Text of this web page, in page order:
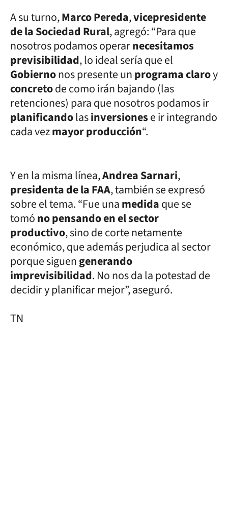
A su turno,Marco Pereda,vicepresidente
de la Sociedad Rural, agregó: “Para que
nosotros podamos operarnecesitamos
previsibilidad, lo ideal sería que el
Gobiernonos presente unprograma claroy
concretode como irán bajando (las
retenciones) para que nosotros podamos ir
planificandolasinversionese ir integrando
cada vezmayor producción“.
Y en la misma línea,Andrea Sarnari,
presidenta de la FAA, también se expresó
sobre el tema. “Fue unamedidaque se
tomóno pensando en el sector
productivo, sino de corte netamente
económico, que además perjudica al sector
porque siguengenerando
imprevisibilidad. No nos da la potestad de
decidir y planificar mejor”, aseguró.
TN